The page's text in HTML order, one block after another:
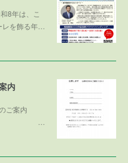
8年は、こ
を飾る年…
内
ご案内